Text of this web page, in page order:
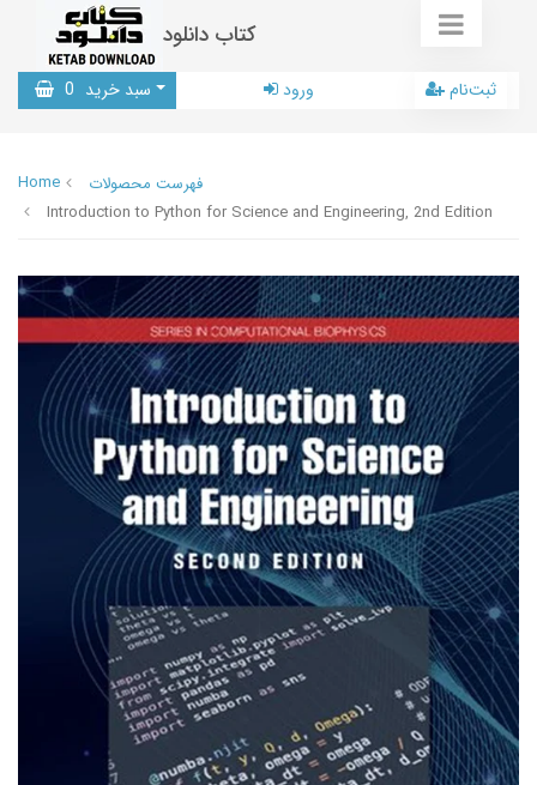
کتاب دانلود
سبد خرید 0 ورود ثبت‌نام
Home
فهرست محصولات
Introduction to Python for Science and Engineering, 2nd Edition